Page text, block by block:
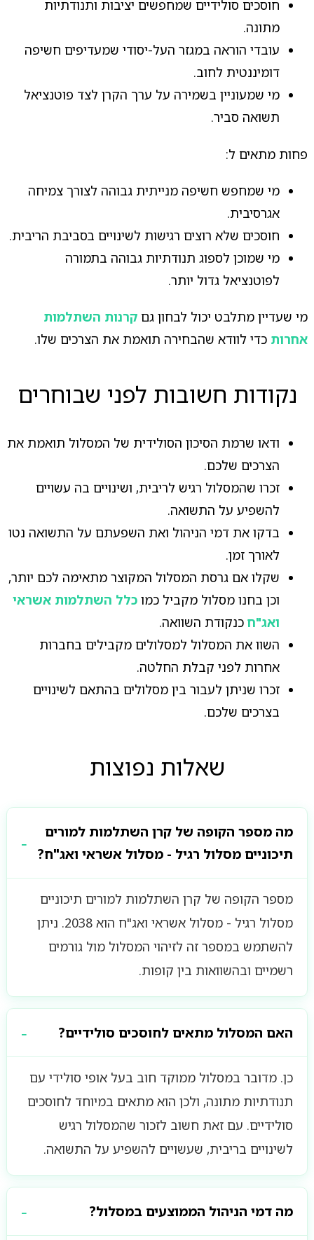
חוסכים סולידיים שמחפשים יציבות ותנודתיות
מתונה.
עובדי הוראה במגזר העל-יסודי שמעדיפים חשיפה
דומיננטית לחוב.
מי שמעוניין בשמירה על ערך הקרן לצד פוטנציאל
תשואה סביר.
פחות מתאים ל:
מי שמחפש חשיפה מנייתית גבוהה לצורך צמיחה
אגרסיבית.
חוסכים שלא רוצים רגישות לשינויים בסביבת הריבית.
מי שמוכן לספוג תנודתיות גבוהה בתמורה
לפוטנציאל גדול יותר.
מי שעדיין מתלבט יכול לבחון גם קרנות השתלמות
אחרות כדי לוודא שהבחירה תואמת את הצרכים שלו.
נקודות חשובות לפני שבוחרים
ודאו שרמת הסיכון הסולידית של המסלול תואמת את
הצרכים שלכם.
זכרו שהמסלול רגיש לריבית, ושינויים בה עשויים
להשפיע על התשואה.
בדקו את דמי הניהול ואת השפעתם על התשואה נטו
לאורך זמן.
שקלו אם גרסת המסלול המקוצר מתאימה לכם יותר,
וכן בחנו מסלול מקביל כמו כלל השתלמות אשראי
ואג"חכנקודת השוואה.
השוו את המסלול למסלולים מקבילים בחברות
אחרות לפני קבלת החלטה.
זכרו שניתן לעבור בין מסלולים בהתאם לשינויים
בצרכים שלכם.
שאלות נפוצות
מה מספר הקופה של קרן השתלמות למורים
תיכוניים מסלול רגיל - מסלול אשראי ואג"ח?
מספר הקופה של קרן השתלמות למורים תיכוניים
מסלול רגיל - מסלול אשראי ואג"ח הוא 2038. ניתן
להשתמש במספר זה לזיהוי המסלול מול גורמים
רשמיים ובהשוואות בין קופות.
האם המסלול מתאים לחוסכים סולידיים?
כן. מדובר במסלול ממוקד חוב בעל אופי סולידי עם
תנודתיות מתונה, ולכן הוא מתאים במיוחד לחוסכים
סולידיים. עם זאת חשוב לזכור שהמסלול רגיש
לשינויים בריבית, שעשויים להשפיע על התשואה.
מה דמי הניהול הממוצעים במסלול?